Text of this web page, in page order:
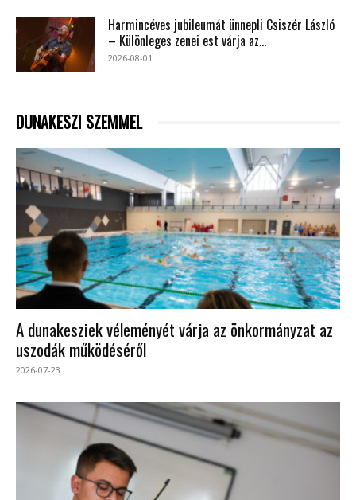
Harmincéves jubileumát ünnepli Csiszér László
– Különleges zenei est várja az...
2026-08-01
DUNAKESZI SZEMMEL
A dunakesziek véleményét várja az önkormányzat az
uszodák működéséről
2026-07-23